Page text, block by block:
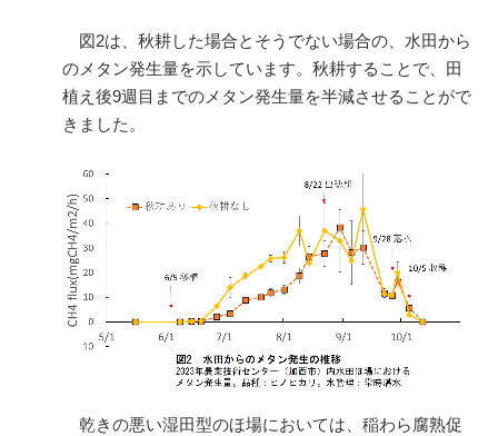
図2は、秋耕した場合とそうでない場合の、水田から
のメタン発生量を示しています。秋耕することで、田
植え後9週目までのメタン発生量を半減させることがで
きました。
乾きの悪い湿田型のほ場においては、稲わら腐熟促